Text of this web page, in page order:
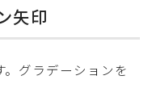
矢印
グラデーションを